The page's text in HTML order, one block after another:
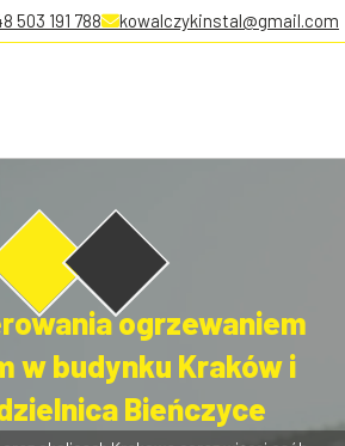
503 191 788 kowalczykinstal@gmail.com
ogrzewaniem
w budynku Kraków i
Bieńczyce